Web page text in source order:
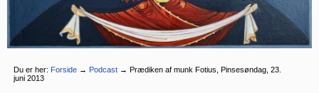
Du er her: Forside → Podcast → Prædiken af munk Fotius, Pinsesøndag, 23.
juni 2013